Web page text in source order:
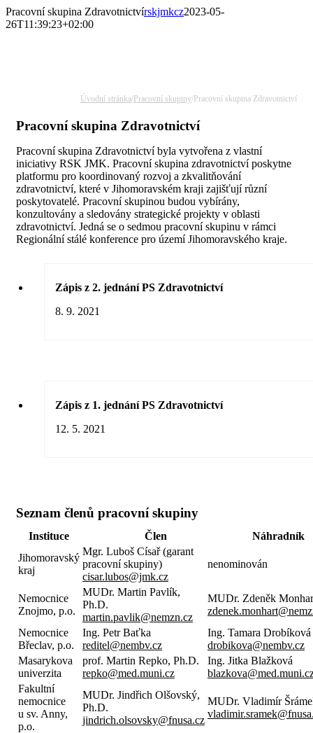
Přeskočit
na
Pracovní skupina Zdravotnictvírskjmkcz2023-05-
26T11:39:23+02:00
Úvodní stránka/ Pracovní skupiny/ Pracovní skupina Zdravotnictví
Pracovní skupina Zdravotnictví
Pracovní skupina Zdravotnictví byla vytvořena z vlastní
iniciativy RSK JMK. Pracovní skupina zdravotnictví poskytne
platformu pro koordinovaný rozvoj a zkvalitňování
zdravotnictví, které v Jihomoravském kraji zajišťují různí
poskytovatelé. Pracovní skupinou budou vybírány,
konzultovány a sledovány strategické projekty v oblasti
zdravotnictví. Jedná se o sedmou pracovní skupinu v rámci
Regionální stálé konference pro území Jihomoravského kraje.
Zápis z 2. jednání PS Zdravotnictví
8. 9. 2021
Zápis z 1. jednání PS Zdravotnictví
12. 5. 2021
Seznam členů pracovní skupiny
Instituce Člen
Náhradník
Jihomoravský
kraj
Mgr. Luboš Císař (garant
pracovní skupiny)
cisar.lubos@jmk.cz
nenominován
Nemocnice
Znojmo, p.o.
MUDr. Martin Pavlík,
Ph.D.
martin.pavlik@nemzn.cz
MUDr. Zdeněk
Nemocnice
Břeclav, p.o.
Ing. Petr Baťka
reditel@nembv.cz
Ing. Tamara Drobíková
drobikova@nembv.cz
Masarykova
univerzita
prof. Martin Repko, Ph.D.
repko@med.muni.cz
Ing. Jitka Blažková
Fakultní
nemocnice
u sv. Anny,
p.o.
MUDr. Jindřich Olšovský,
Ph.D.
jindrich.olsovsky@fnusa.cz
MUDr. Vladimír